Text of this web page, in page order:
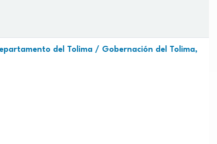
del Tolima / Gobernación del Tolima,